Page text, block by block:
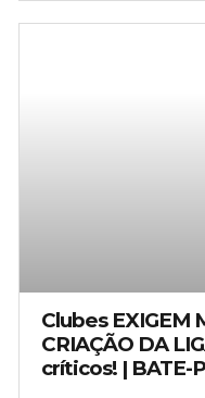
Clubes EXIGEM
CRIAÇÃO DA
críticos! | BATE-